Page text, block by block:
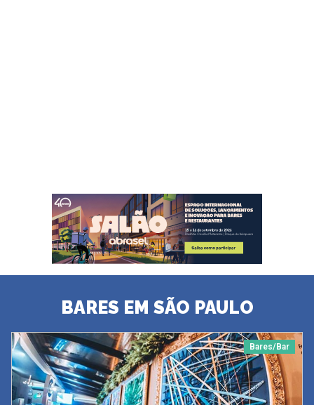
BARES EM SÃO PAULO
Bares/Bar